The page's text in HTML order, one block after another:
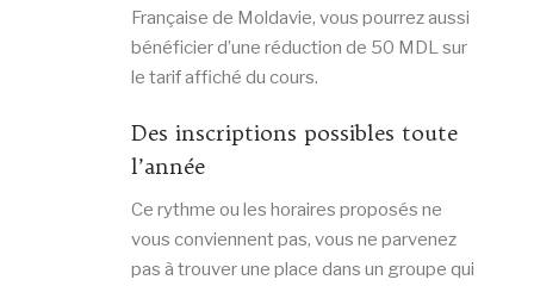
Française de Moldavie, vous pourrez aussi
bénéficier d’une réduction de 50 MDL sur
le tarif affiché du cours.
Des inscriptions possibles toute
l’année
Ce rythme ou les horaires proposés ne
vous conviennent pas, vous ne parvenez
pas à trouver une place dans un groupe qui